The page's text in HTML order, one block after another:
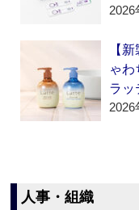
2026
【
ゃわ
ラ
2026
人事・組織